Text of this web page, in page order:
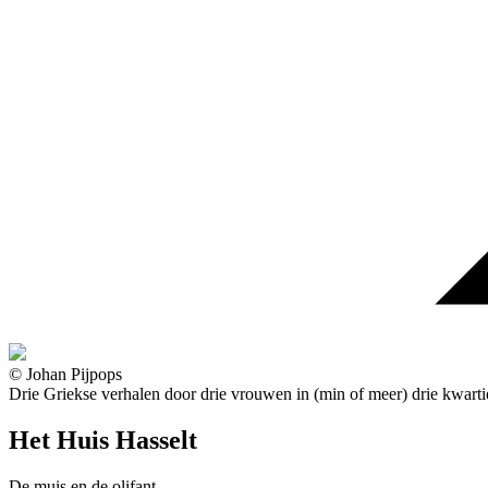
© Johan Pijpops
Drie Griekse verhalen door drie vrouwen in (min of meer) drie
Het Huis Hasselt